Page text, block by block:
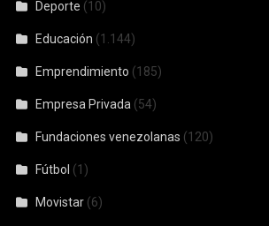
Deporte (10)
Educación (1.144)
Emprendimiento (185)
Empresa Privada (54)
Fundaciones venezolanas (120)
Fútbol (1)
Movistar (6)